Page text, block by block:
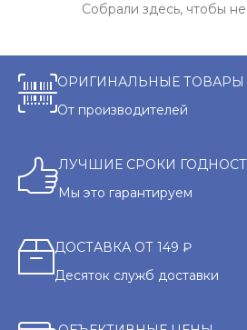
Собрали здесь, чтобы
ОРИГИНАЛЬНЫЕ ТОВАРЫ
От производителей
ЛУЧШИЕ СРОКИ
Мы это гарантируем
ДОСТАВКА ОТ 149 ₽
Десяток служб доставки